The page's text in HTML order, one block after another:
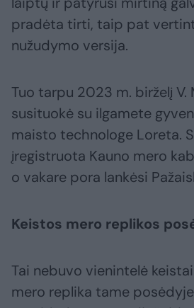
pradėta tirti, taip pat
nužudymo versija.
Tuo tarpu 2023 m. birželį
susituokė su ilgamete
maisto technologe Loreta.
įregistruota Kauno mero
o vakare pora lankėsi
Keistos mero replikos
Tai nebuvo vienintelė
mero replika tame